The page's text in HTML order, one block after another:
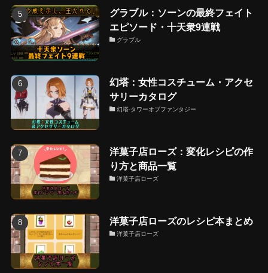
グラブル：ソーンの最終フェイト
エピソード・十天衆9連戦
グラブル
幻塔：女性コスチューム・アクセ
サリーカタログ
幻塔-タワーオブファンタジー
洋菓子店ローズ：変化レシピの作
り方と商品一覧
洋菓子店ローズ
洋菓子店ローズのレシピ本まとめ
洋菓子店ローズ